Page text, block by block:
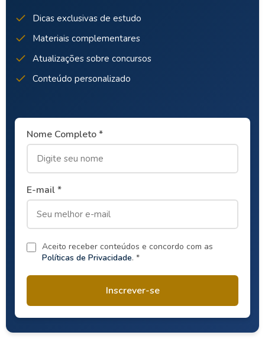
Dicas exclusivas de estudo
Materiais complementares
Atualizações sobre concursos
Conteúdo personalizado
Nome Completo *
E-mail *
Aceito receber conteúdos e concordo com as
Políticas de Privacidade. *
Inscrever-se